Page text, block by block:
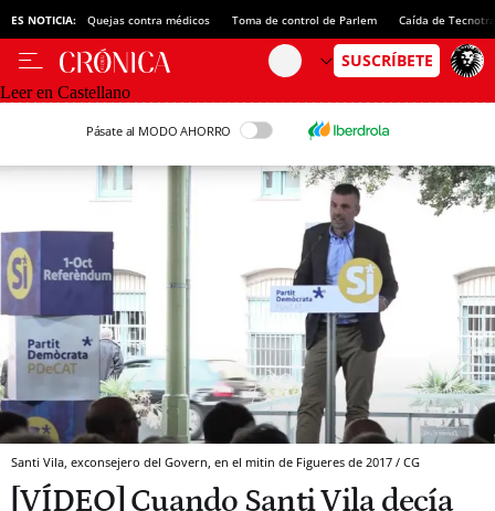
ES NOTICIA: Quejas contra médicos Toma de control de Parlem Caída de
Leer en Castellano
Pásate al MODO AHORRO
Santi Vila, exconsejero del Govern, en el mitin de Figueres de 2017 / CG
[VÍDEO] Cuando Santi Vila decía